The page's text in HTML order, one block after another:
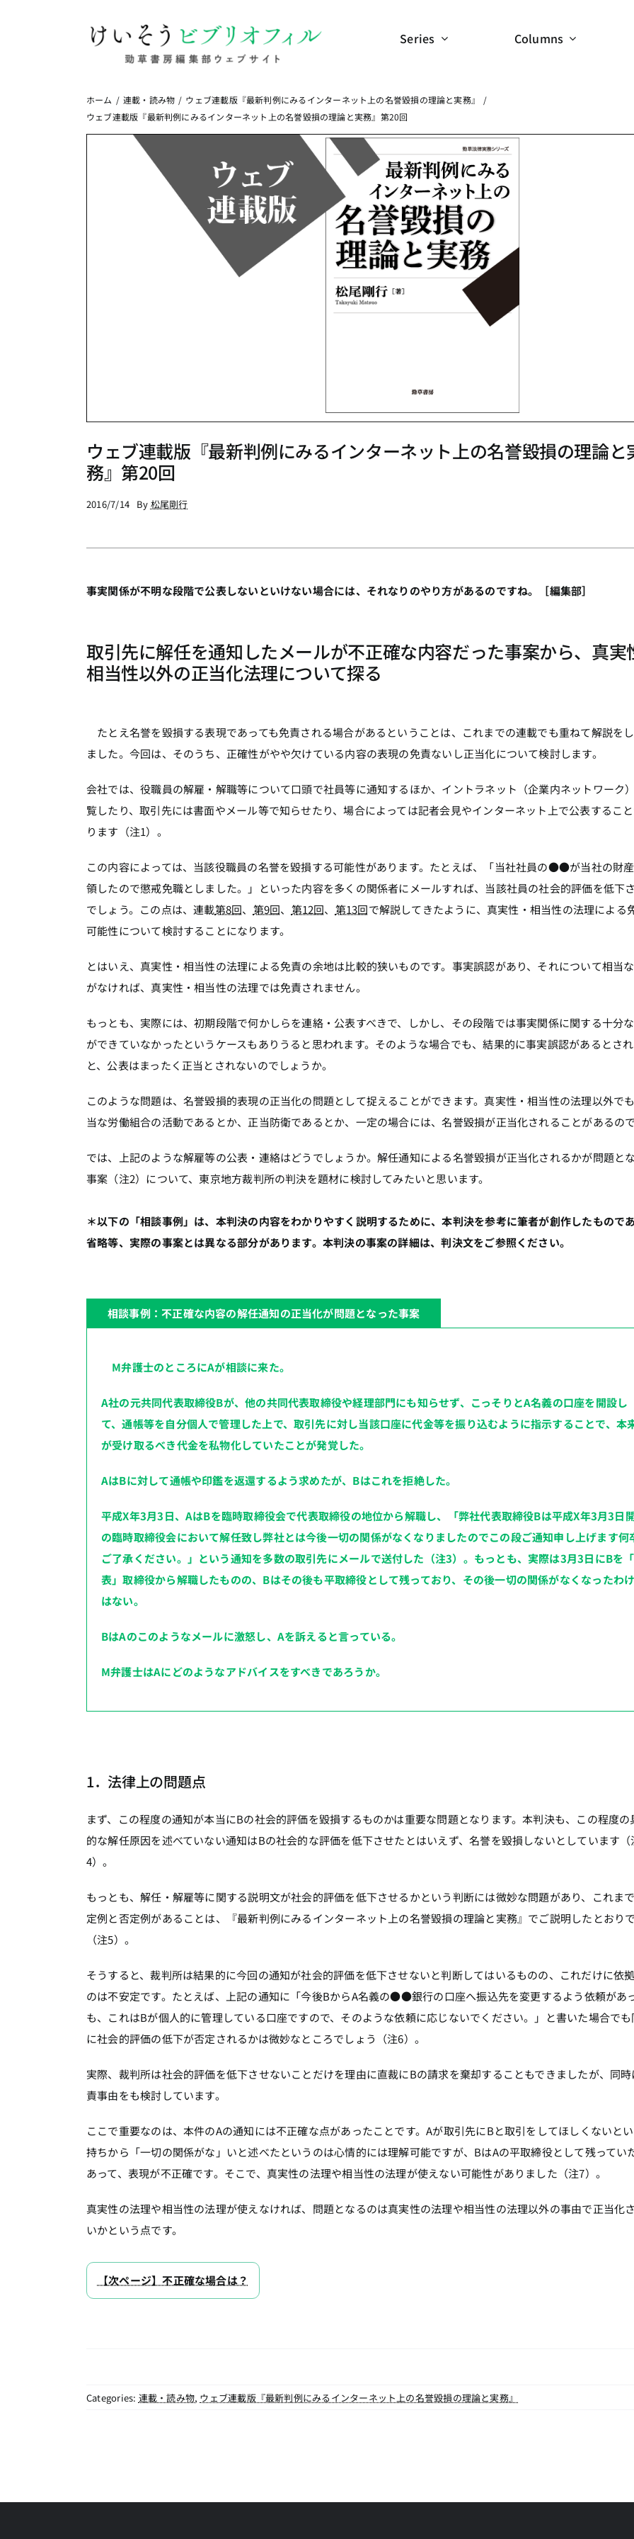
Series Columns
ホーム 連載・読み物
ウェブ連載版『最新判例にみるインターネット上の名誉毀損の理論と実務』
ウェブ連載版『最新判例にみるインターネット上の名誉毀損の理論と実務』第20回
ウェブ連載版『最新判例にみるインターネット上の名誉毀損の理論と
務』第20回
2016/7/14 By 松尾剛行
事実関係が不明な段階で公表しないといけない場合には、それなりのやり方があるのですね。［編集部］
取引先に解任を通知したメールが不正確な内容だった事案から、真実
相当性以外の正当化法理について探る
たとえ名誉を毀損する表現であっても免責される場合があるということは、これまでの連載でも重ねて解説を
ました。今回は、そのうち、正確性がやや欠けている内容の表現の免責ないし正当化について検討します。
会社では、役職員の解雇・解職等について口頭で社員等に通知するほか、イントラネット（企業内ネットワーク
覧したり、取引先には書面やメール等で知らせたり、場合によっては記者会見やインターネット上で公表するこ
ります（注1）。
この内容によっては、当該役職員の名誉を毀損する可能性があります。たとえば、「当社社員の●●が当社の財
領したので懲戒免職としました。」といった内容を多くの関係者にメールすれば、当該社員の社会的評価を低下
でしょう。この点は、連載第8回、 第9回、 第12回、 第13回で解説してきたように、真実性・相当性の法理による
可能性について検討することになります。
とはいえ、真実性・相当性の法理による免責の余地は比較的狭いものです。事実誤認があり、それについて相当
がなければ、真実性・相当性の法理では免責されません。
もっとも、実際には、初期段階で何かしらを連絡・公表すべきで、しかし、その段階では事実関係に関する十分
ができていなかったというケースもありうると思われます。そのような場合でも、結果的に事実誤認があるとさ
と、公表はまったく正当とされないのでしょうか。
このような問題は、名誉毀損的表現の正当化の問題として捉えることができます。真実性・相当性の法理以外で
当な労働組合の活動であるとか、正当防衛であるとか、一定の場合には、名誉毀損が正当化されることがあるので
では、上記のような解雇等の公表・連絡はどうでしょうか。解任通知による名誉毀損が正当化されるかが問題と
事案（注2）について、東京地方裁判所の判決を題材に検討してみたいと思います。
＊以下の「相談事例」は、本判決の内容をわかりやすく説明するために、本判決を参考に筆者が創作したものであ
省略等、実際の事案とは異なる部分があります。本判決の事案の詳細は、判決文をご参照ください。
相談事例：不正確な内容の解任通知の正当化が問題となった事案
M弁護士のところにAが相談に来た。
A社の元共同代表取締役Bが、他の共同代表取締役や経理部門にも知らせず、こっそりとA名義の口座を開設し
て、通帳等を自分個人で管理した上で、取引先に対し当該口座に代金等を振り込むように指示することで、本
が受け取るべき代金を私物化していたことが発覚した。
AはBに対して通帳や印鑑を返還するよう求めたが、Bはこれを拒絶した。
平成X年3月3日、AはBを臨時取締役会で代表取締役の地位から解職し、「弊社代表取締役Bは平成X年3月3日
の臨時取締役会において解任致し弊社とは今後一切の関係がなくなりましたのでこの段ご通知申し上げます何
ご了承ください。」という通知を多数の取引先にメールで送付した（注3）。もっとも、実際は3月3日にBを
表」取締役から解職したものの、Bはその後も平取締役として残っており、その後一切の関係がなくなったわ
はない。
BはAのこのようなメールに激怒し、Aを訴えると言っている。
M弁護士はAにどのようなアドバイスをすべきであろうか。
1．法律上の問題点
まず、この程度の通知が本当にBの社会的評価を毀損するものかは重要な問題となります。本判決も、この程度の
的な解任原因を述べていない通知はBの社会的な評価を低下させたとはいえず、名誉を毀損しないとしています（
4）。
もっとも、解任・解雇等に関する説明文が社会的評価を低下させるかという判断には微妙な問題があり、これま
定例と否定例があることは、『最新判例にみるインターネット上の名誉毀損の理論と実務』でご説明したとおり
（注5）。
そうすると、裁判所は結果的に今回の通知が社会的評価を低下させないと判断してはいるものの、これだけに依
のは不安定です。たとえば、上記の通知に「今後BからA名義の●●銀行の口座へ振込先を変更するよう依頼があ
も、これはBが個人的に管理している口座ですので、そのような依頼に応じないでください。」と書いた場合で
に社会的評価の低下が否定されるかは微妙なところでしょう（注6）。
実際、裁判所は社会的評価を低下させないことだけを理由に直裁にBの請求を棄却することもできましたが、同
責事由をも検討しています。
ここで重要なのは、本件のAの通知には不正確な点があったことです。Aが取引先にBと取引をしてほしくないと
持ちから「一切の関係がな」いと述べたというのは心情的には理解可能ですが、BはAの平取締役として残ってい
あって、表現が不正確です。そこで、真実性の法理や相当性の法理が使えない可能性がありました（注7）。
真実性の法理や相当性の法理が使えなければ、問題となるのは真実性の法理や相当性の法理以外の事由で正当化
いかという点です。
【次ページ】不正確な場合は？
Categories: 連載・読み物, ウェブ連載版『最新判例にみるインターネット上の名誉毀損の理論と実務』